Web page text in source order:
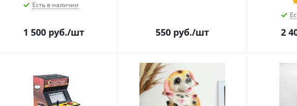
Есть в наличии
1 500руб./шт 550 руб./шт 2